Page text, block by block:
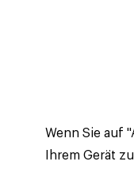
Wenn Sie auf
Ihrem Gerät